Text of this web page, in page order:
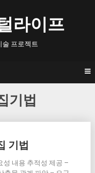
라이프
프로젝트
기법
기법
성 내용 추적성 제공 –